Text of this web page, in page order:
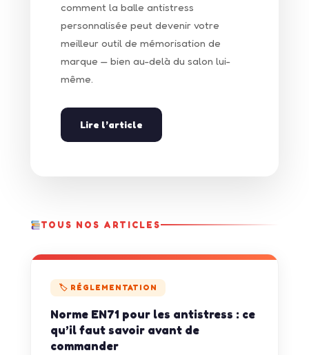
comment la balle antistress
personnalisée peut devenir votre
meilleur outil de mémorisation de
marque — bien au-delà du salon lui-
même.
Lire l’article
TOUS NOS ARTICLES
🏷 RÉGLEMENTATION
Norme EN71 pour les antistress : ce
qu’il faut savoir avant de
commander